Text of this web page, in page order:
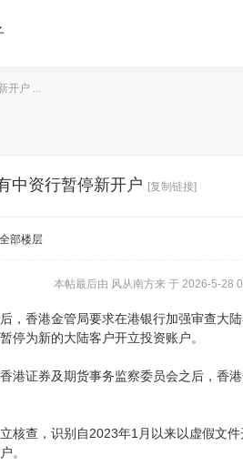
开户 ...
中资行暂停新开户 [复制链接]
部楼层
本帖最后由 风从南方来 于 2026-5-28
，香港金管局要求在港银行加强审查大
停为新的大陆客户开立投资账户。
港证券及期货事务监察委员会之后，香
核查，识别自2023年1月以来以虚假文
。